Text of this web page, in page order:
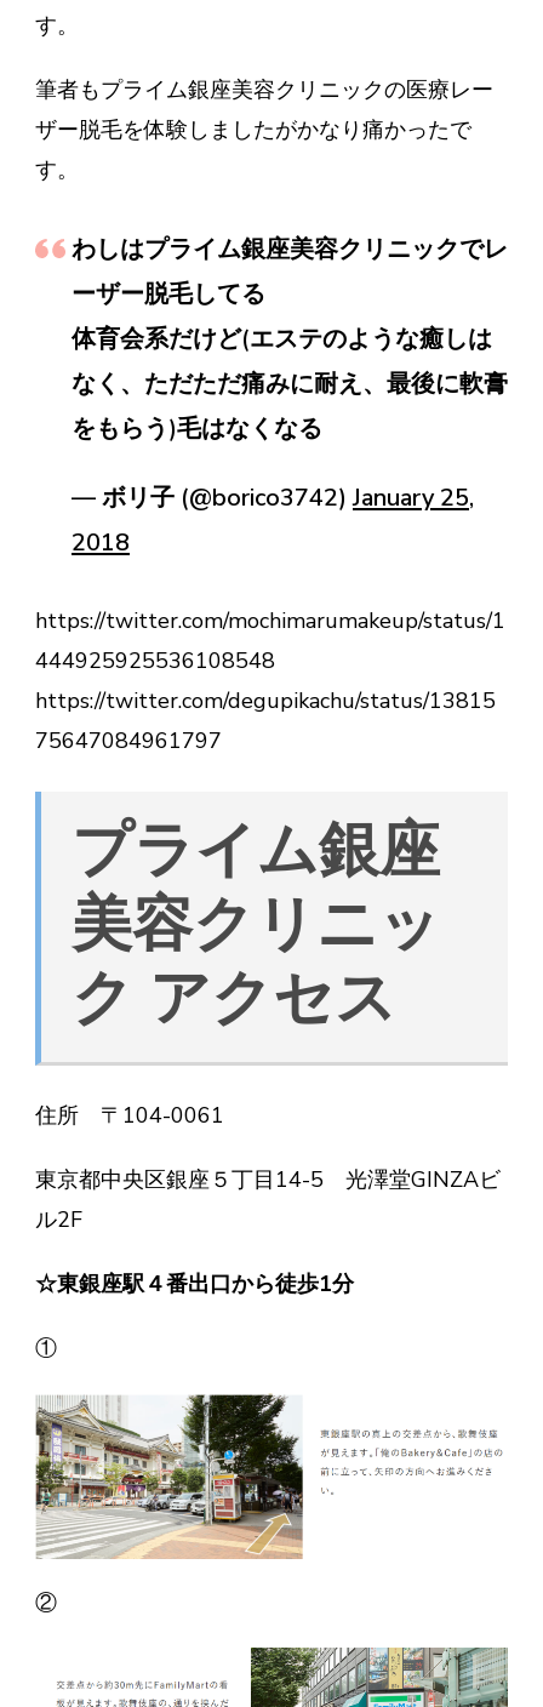
す。
筆者もプライム銀座美容クリニックの医療レー
ザー脱毛を体験しましたがかなり痛かったで
す。
わしはプライム銀座美容クリニックでレ
ーザー脱毛してる
体育会系だけど(エステのような癒しは
なく、ただただ痛みに耐え、最後に軟膏
をもらう)毛はなくなる
— ボリ子 (@borico3742)January 25,
2018
https://twitter.com/mochimarumakeup/status/1
444925925536108548
https://twitter.com/degupikachu/status/13815
75647084961797
プライム銀座
美容クリニッ
ク アクセス
住所 〒104-0061
東京都中央区銀座５丁目14-5 光澤堂GINZAビ
ル2F
☆東銀座駅４番出口から徒歩1分
①
②